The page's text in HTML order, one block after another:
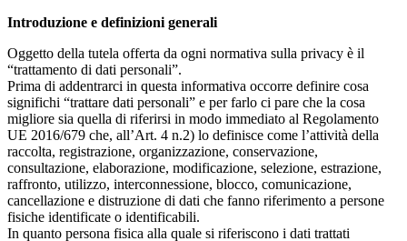
Introduzione e definizioni generali
Oggetto della tutela offerta da ogni normativa sulla privacy è il
“trattamento di dati personali”.
Prima di addentrarci in questa informativa occorre definire cosa
significhi “trattare dati personali” e per farlo ci pare che la cosa
migliore sia quella di riferirsi in modo immediato al Regolamento
UE 2016/679 che, all’Art. 4 n.2) lo definisce come l’attività della
raccolta, registrazione, organizzazione, conservazione,
consultazione, elaborazione, modificazione, selezione, estrazione,
raffronto, utilizzo, interconnessione, blocco, comunicazione,
cancellazione e distruzione di dati che fanno riferimento a persone
fisiche identificate o identificabili.
In quanto persona fisica alla quale si riferiscono i dati trattati